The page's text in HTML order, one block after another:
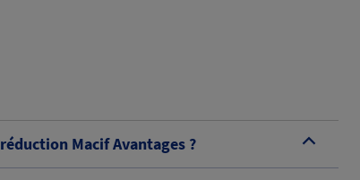
B
Macif Avantages ?